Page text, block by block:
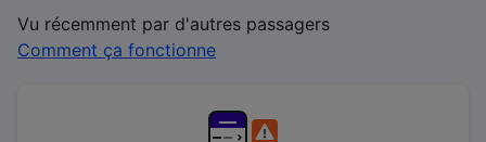
Vu récemment par d'autres passagers
Comment ça fonctionne